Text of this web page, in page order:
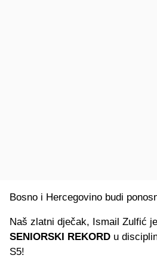
Bosno i Hercegovino budi
Naš zlatni dječak, Ismail Zulfić
SENIORSKI REKORD u
S5!